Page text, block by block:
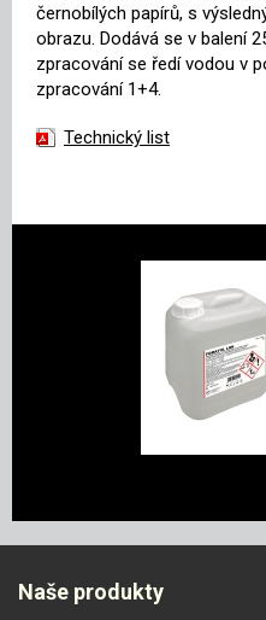
černobílých papírů, s
obrazu. Dodává se v balení
zpracování se ředí vodou v
zpracování 1+4.
Technický list
Naše produkty